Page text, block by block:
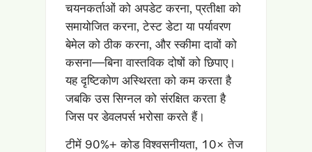
चयनकर्ताओं को अपडेट करना, प्रतीक्षा को
समायोजित करना, टेस्ट डेटा या पर्यावरण
बेमेल को ठीक करना, और स्कीमा दावों को
कसना—बिना वास्तविक दोषों को छिपाए।
यह दृष्टिकोण अस्थिरता को कम करता है
जबकि उस सिग्नल को संरक्षित करता है
जिस पर डेवलपर्स भरोसा करते हैं।
टीमें 90%+ कोड विश्वसनीयता, 10× तेज